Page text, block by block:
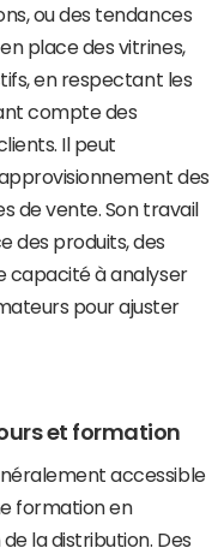
ou des tendances
place des vitrines,
en respectant les
compte des
Il peut
des
de vente. Son travail
des produits, des
capacité à analyser
pour ajuster
et formation
accessible
formation en
la distribution. Des